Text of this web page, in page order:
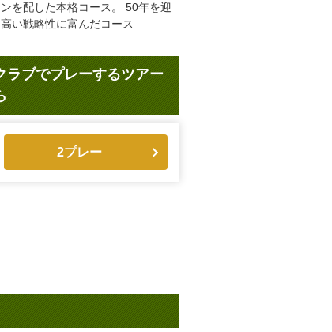
を配した本格コース。 50年を迎
い戦略性に富んだコース
ラブでプレーするツアー
2プレー